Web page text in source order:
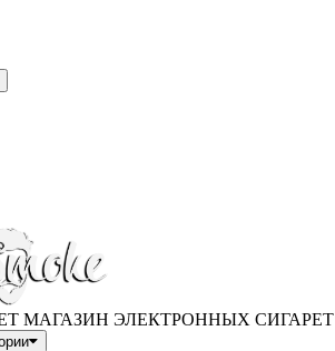
МАГАЗИН ЭЛЕКТРОННЫХ СИГАРЕТ